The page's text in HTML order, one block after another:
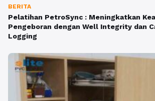
BERITA
Pelatihan PetroSync : Meningkatkan
Pengeboran dengan Well Integrity dan
Logging